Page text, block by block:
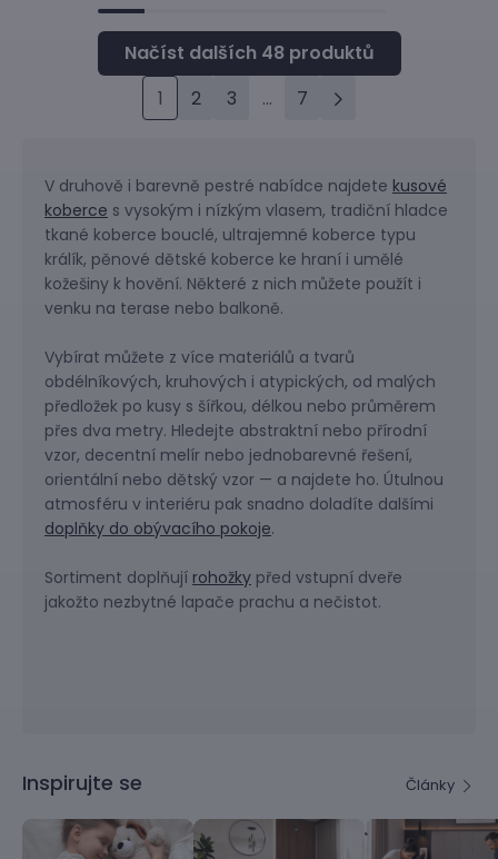
1 2 3 ... 7
V druhově i barevně pestré nabídce najdete kusové
koberce s vysokým i nízkým vlasem, tradiční hladce
tkané koberce bouclé, ultrajemné koberce typu
králík, pěnové dětské koberce ke hraní i umělé
kožešiny k hovění. Některé z nich můžete použít i
venku na terase nebo balkoně.
Vybírat můžete z více materiálů a tvarů
obdélníkových, kruhových i atypických, od malých
předložek po kusy s šířkou, délkou nebo průměrem
přes dva metry. Hledejte abstraktní nebo přírodní
vzor, decentní melír nebo jednobarevné řešení,
orientální nebo dětský vzor — a najdete ho. Útulnou
atmosféru v interiéru pak snadno doladíte dalšími
doplňky do obývacího pokoje.
Sortiment doplňují rohožky před vstupní dveře
jakožto nezbytné lapače prachu a nečistot.
Inspirujte se Články